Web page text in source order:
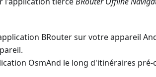
BRouter sur votre appareil
OsmAnd le long d'itinéraires pré-